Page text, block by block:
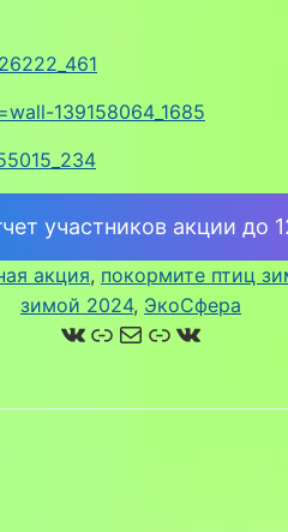
139158064_1685
участников акции до
акция, покормите птиц
зимой 2024, ЭкоСфера
ВКонтакте
Ссылка
Почта
Ссылка